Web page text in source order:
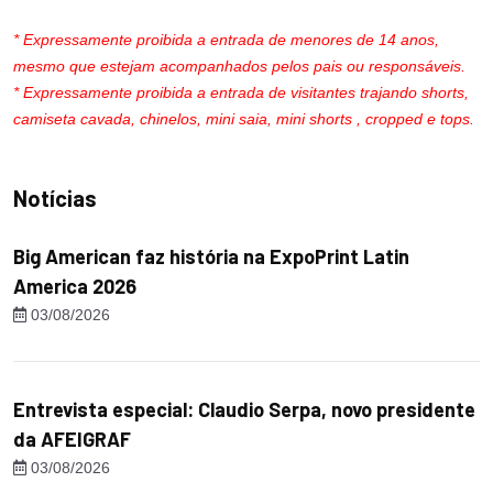
* Expressamente proibida a entrada de menores de 14 anos,
mesmo que estejam acompanhados pelos pais ou responsáveis.
* Expressamente proibida a entrada de visitantes trajando shorts,
camiseta cavada, chinelos, mini saia, mini shorts , cropped e tops.
Notícias
Big American faz história na ExpoPrint Latin
America 2026
03/08/2026
Entrevista especial: Claudio Serpa, novo presidente
da AFEIGRAF
03/08/2026